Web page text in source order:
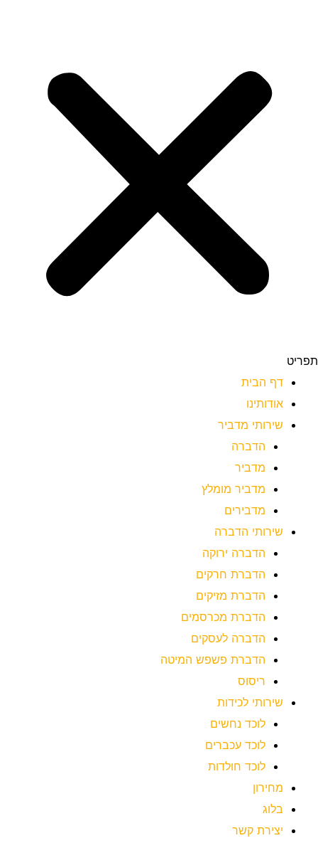
תפריט
דף הבית
אודותינו
שירותי מדביר
הדברה
מדביר
מדביר מומלץ
מדבירים
שירותי הדברה
הדברה ירוקה
הדברת חרקים
הדברת מזיקים
הדברת מכרסמים
הדברה לעסקים
הדברת פשפש המיטה
ריסוס
שירותי לכידות
לוכד נחשים
לוכד עכברים
לוכד חולדות
מחירון
בלוג
יצירת קשר